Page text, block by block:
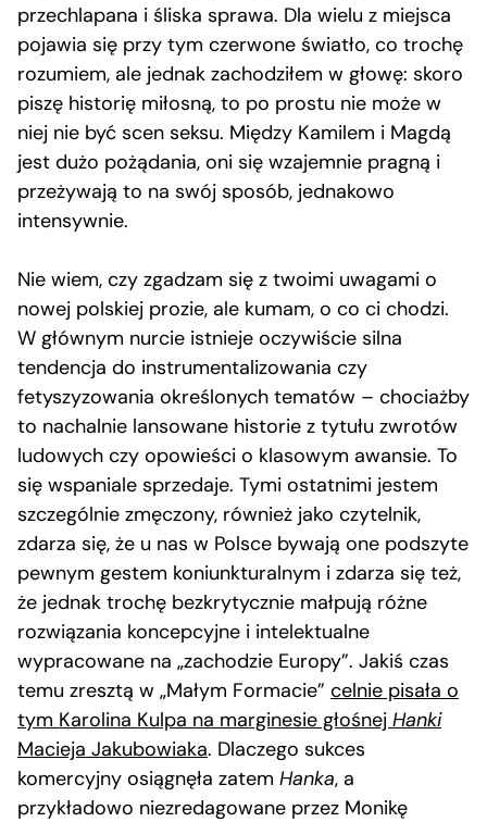
przechlapana i śliska sprawa. Dla wielu z miejsca
pojawia się przy tym czerwone światło, co trochę
rozumiem, ale jednak zachodziłem w głowę: skoro
piszę historię miłosną, to po prostu nie może w
niej nie być scen seksu. Między Kamilem i Magdą
jest dużo pożądania, oni się wzajemnie pragną i
przeżywają to na swój sposób, jednakowo
intensywnie.
Nie wiem, czy zgadzam się z twoimi uwagami o
nowej polskiej prozie, ale kumam, o co ci chodzi.
W głównym nurcie istnieje oczywiście silna
tendencja do instrumentalizowania czy
fetyszyzowania określonych tematów – chociażby
to nachalnie lansowane historie z tytułu zwrotów
ludowych czy opowieści o klasowym awansie. To
się wspaniale sprzedaje. Tymi ostatnimi jestem
szczególnie zmęczony, również jako czytelnik,
zdarza się, że u nas w Polsce bywają one podszyte
pewnym gestem koniunkturalnym i zdarza się też,
że jednak trochę bezkrytycznie małpują różne
rozwiązania koncepcyjne i intelektualne
wypracowane na „zachodzie Europy”. Jakiś czas
temu zresztą w „Małym Formacie” celnie pisała o
tym Karolina Kulpa na marginesie głośnej Hanki
Macieja Jakubowiaka. Dlaczego sukces
komercyjny osiągnęła zatem Hanka, a
przykładowo niezredagowane przez Monikę